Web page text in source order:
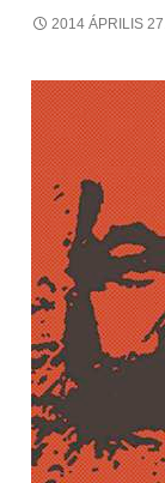
2014 ÁPRILIS